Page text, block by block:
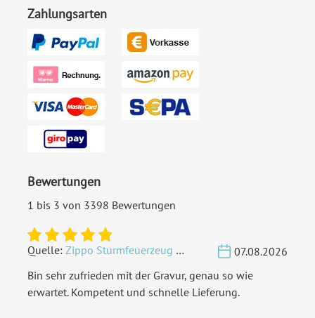
Zahlungsarten
Bewertungen
1 bis 3 von 3398 Bewertungen
Quelle: Zippo Sturmfeuerzeug Chrom - Verzierte Initialen
07.08.2026
Bin sehr zufrieden mit der Gravur, genau so wie
erwartet. Kompetent und schnelle Lieferung.